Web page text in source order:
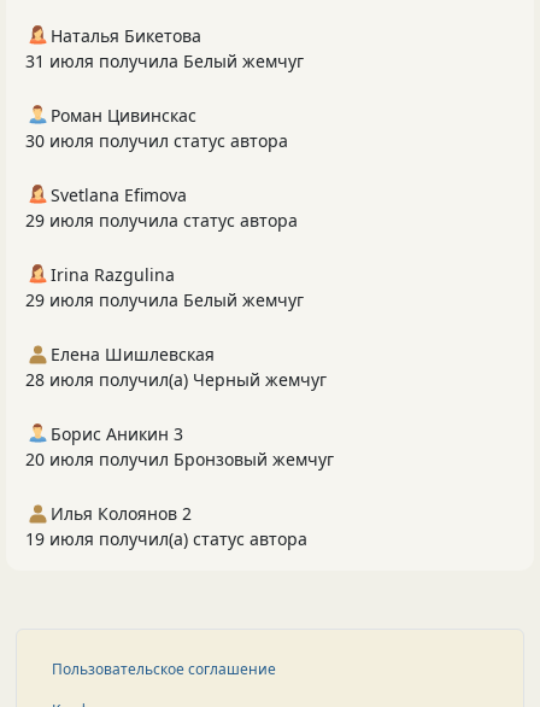
Наталья Бикетова
31 июля получила Белый жемчуг
Роман Цивинскас
30 июля получил статус автора
Svetlana Efimova
29 июля получила статус автора
Irina Razgulina
29 июля получила Белый жемчуг
Елена Шишлевская
28 июля получил(а) Черный жемчуг
Борис Аникин 3
20 июля получил Бронзовый жемчуг
Илья Колоянов 2
19 июля получил(а) статус автора
Пользовательское соглашение